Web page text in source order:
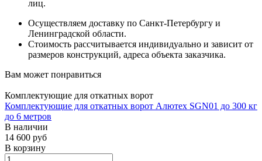
лиц.
Осуществляем доставку по Санкт-Петербургу и
Ленинградской области.
Стоимость рассчитывается индивидуально и зависит от
размеров конструкций, адреса объекта заказчика.
Вам может понравиться
Комплектующие для откатных ворот
Комплектующие для откатных ворот Алютех SGN01 до 300 кг
до 6 метров
В наличии
14 600 руб
В корзину